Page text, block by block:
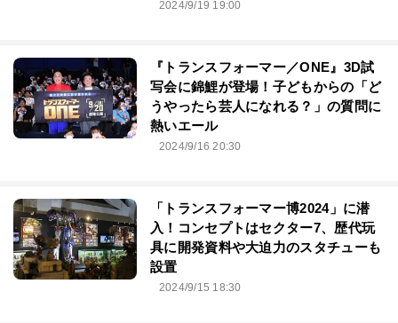
2024/9/19 19:00
『トランスフォーマー／ONE』3D試
写会に錦鯉が登場！子どもからの「ど
うやったら芸人になれる？」の質問に
熱いエール
2024/9/16 20:30
「トランスフォーマー博2024」に潜
入！コンセプトはセクター7、歴代玩
具に開発資料や大迫力のスタチューも
設置
2024/9/15 18:30